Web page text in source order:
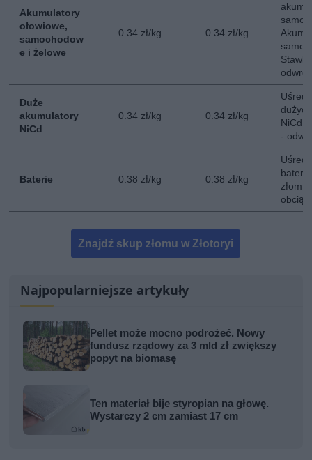
Akumulatory
ołowiowe,
samochodow
e i żelowe
0.34 zł/kg 0.34 zł/kg
Duże
akumulatory
NiCd
0.34 zł/kg 0.34 zł/kg
NiCd.
-
Baterie 0.38 zł/kg 0.38 zł/kg
złom
Znajdź skup złomu w Złotoryi
Najpopularniejsze artykuły
Pellet może mocno podrożeć. Nowy
fundusz rządowy za 3 mld zł zwiększy
popyt na biomasę
Ten materiał bije styropian na głowę.
Wystarczy 2 cm zamiast 17 cm